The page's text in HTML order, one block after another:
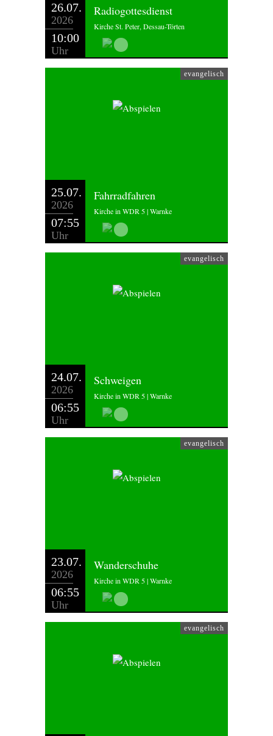
26.07.
2026
10:00
Uhr
Radiogottesdienst
Kirche St. Peter, Dessau-Törten
evangelisch
25.07.
2026
07:55
Uhr
Fahrradfahren
Kirche in WDR 5 | Warnke
evangelisch
24.07.
2026
06:55
Uhr
Schweigen
Kirche in WDR 5 | Warnke
evangelisch
23.07.
2026
06:55
Uhr
Wanderschuhe
Kirche in WDR 5 | Warnke
evangelisch